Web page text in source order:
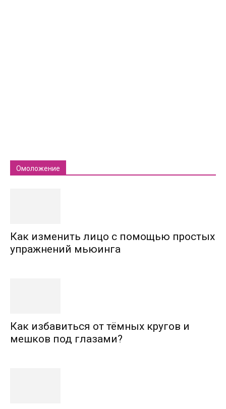
Омоложение
Как изменить лицо с помощью простых
упражнений мьюинга
Как избавиться от тёмных кругов и
мешков под глазами?